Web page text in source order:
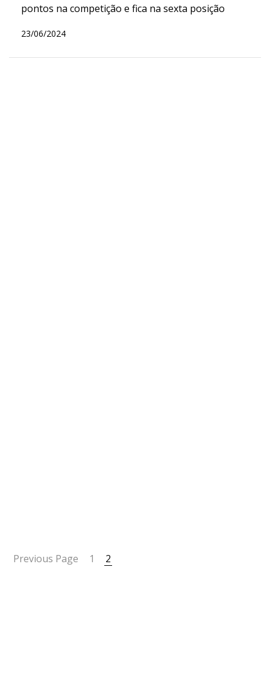
pontos na competição e fica na sexta posição
23/06/2024
Previous Page 1 2